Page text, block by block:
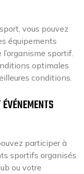
vous pouvez
équipements
sportif.
optimales
conditions.
participer à
sportifs organisés
ou votre